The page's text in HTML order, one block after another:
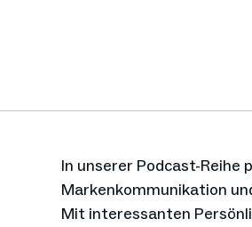
In unserer Podcast-Reihe
Markenkommunikation
Mit interessanten